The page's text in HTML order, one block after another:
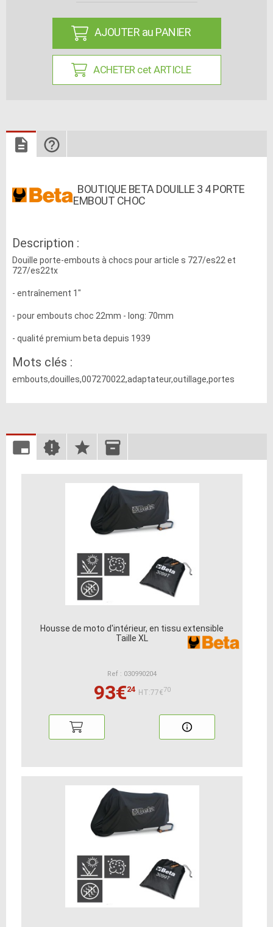
AJOUTER au PANIER
ACHETER cet ARTICLE
BOUTIQUE BETA DOUILLE 3 4 PORTE
EMBOUT CHOC
Description :
Douille porte-embouts à chocs pour article s 727/es22 et
727/es22tx
- entraînement 1"
- pour embouts choc 22mm - long: 70mm
- qualité premium beta depuis 1939
Mots clés :
embouts,douilles,007270022,adaptateur,outillage,portes
Housse de moto d'intérieur, en tissu extensible
Taille XL
Ref : 030990204
93€24 HT:77€70